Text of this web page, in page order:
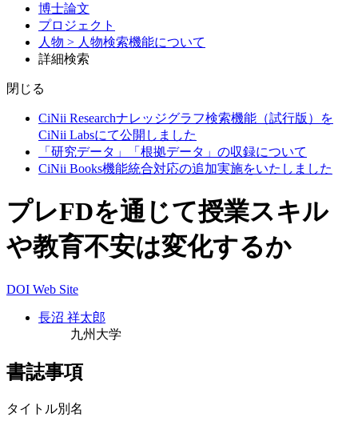
博士論文
プロジェクト
人物 > 人物検索機能について
詳細検索
閉じる
CiNii Researchナレッジグラフ検索機能（試行版）を
CiNii Labsにて公開しました
「研究データ」「根拠データ」の収録について
CiNii Books機能統合対応の追加実施をいたしました
プレFDを通じて授業スキル
や教育不安は変化するか
DOI Web Site
長沼 祥太郎
九州大学
書誌事項
タイトル別名